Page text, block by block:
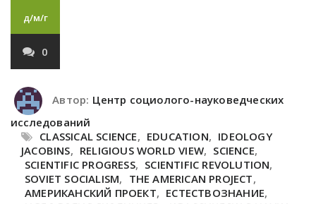
д/м/г
0
Автор: Центр социолого-науковедческих
исследований
CLASSICAL SCIENCE, EDUCATION, IDEOLOGY
JACOBINS, RELIGIOUS WORLD VIEW, SCIENCE,
SCIENTIFIC PROGRESS, SCIENTIFIC REVOLUTION,
SOVIET SOCIALISM, THE AMERICAN PROJECT,
АМЕРИКАНСКИЙ ПРОЕКТ, ЕСТЕСТВОЗНАНИЕ,